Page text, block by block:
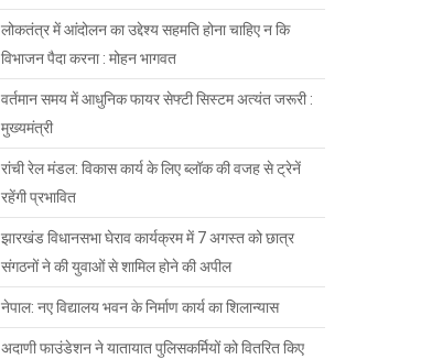
लोकतंत्र में आंदोलन का उद्देश्य सहमति होना चाहिए न कि
विभाजन पैदा करना : मोहन भागवत
वर्तमान समय में आधुनिक फायर सेफ्टी सिस्टम अत्यंत जरूरी :
मुख्यमंत्री
रांची रेल मंडल: विकास कार्य के लिए ब्लॉक की वजह से ट्रेनें
रहेंगी प्रभावित
झारखंड विधानसभा घेराव कार्यक्रम में 7 अगस्त को छात्र
संगठनों ने की युवाओं से शामिल होने की अपील
नेपाल: नए विद्यालय भवन के निर्माण कार्य का शिलान्यास
अदाणी फाउंडेशन ने यातायात पुलिसकर्मियों को वितरित किए